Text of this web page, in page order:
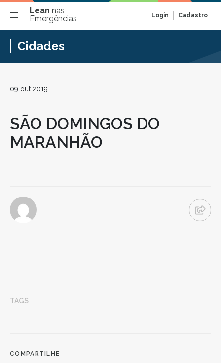
Lean nas
Emergências
Login Cadastro
Cidades
09 out 2019
SÃO DOMINGOS DO
MARANHÃO
TAGS
COMPARTILHE